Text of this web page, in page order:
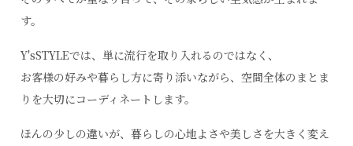
す。
Y'sSTYLEでは、単に流行を取り入れるのではなく、
お客様の好みや暮らし方に寄り添いながら、空間全体のまとま
りを大切にコーディネートします。
ほんの少しの違いが、暮らしの心地よさや美しさを大きく変え